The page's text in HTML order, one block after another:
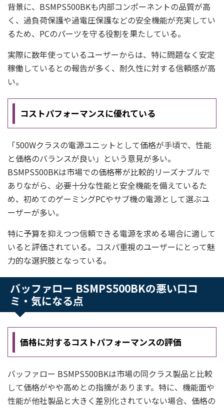
背景に、BSMPS500BKも内部コンポーネントの品質が高
く、過負荷保護や過電圧保護などの安全機能が充実してい
るため、PCのパーツを守る役割を果たしている。
実際に数年使っているユーザーからは、特に問題なく安定
稼働しているとの報告が多く、耐久性に対する信頼感が高
い。
コストパフォーマンスに優れている
「500Wクラスの電源ユニットとして価格が手頃で、性能
と価格のバランスが良い」という意見が多い。
BSMPS500BKは市場での価格帯が比較的リーズナブルで
ありながら、必要十分な性能と安全機能を備えているた
め、初めてのゲーミングPCやサブ機の電源として選ぶユ
ーザーが多い。
特に予算を抑えつつ信頼できる電源を求める場合に適して
いると評価されている。コスパ重視のユーザーにとって魅
力的な選択肢となっている。
バッファロー BSMPS500BKの悪い口コ
ミ・気になる点
価格に対するコストパフォーマンスの評価
バッファロー BSMPS500BKは市場の同クラス製品と比較
して価格がやや高めとの指摘があります。特に、機能面や
性能が他社製品と大きく差別化されていない場合、価格の